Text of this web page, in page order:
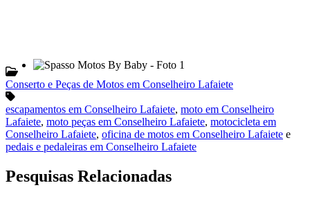
Conserto e Peças de Motos em Conselheiro Lafaiete
escapamentos em Conselheiro Lafaiete, moto em Conselheiro
Lafaiete, moto peças em Conselheiro Lafaiete, motocicleta em
Conselheiro Lafaiete, oficina de motos em Conselheiro Lafaiete e
pedais e pedaleiras em Conselheiro Lafaiete
Pesquisas Relacionadas